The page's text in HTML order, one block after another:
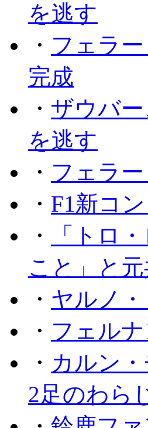
を逃す
・ フェラ
完成
・ ザウバ
を逃す
・ フェラ
・ F1新コ
・
「トロ
こと」と
・ ヤルノ
・ フェル
・ カルン
2足のわら